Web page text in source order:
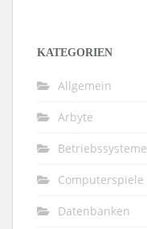
KATEGORIEN
Allgemein
Arbyte
Betriebssysteme
Computerspiele
Datenbanken